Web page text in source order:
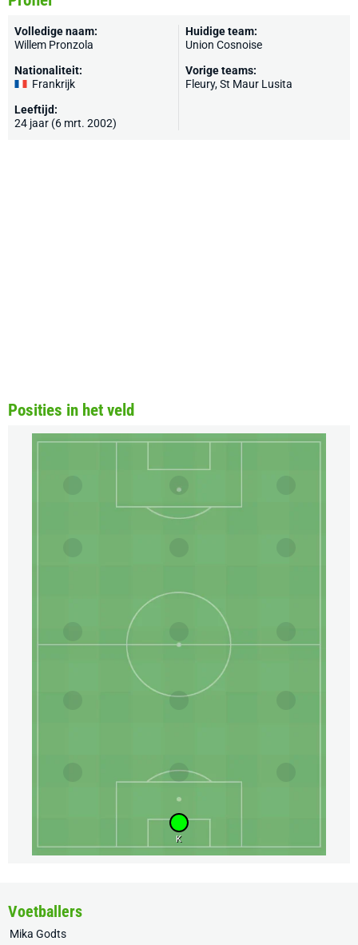
Volledige naam:
Willem Pronzola
Nationaliteit:
Frankrijk
Leeftijd:
24 jaar (6 mrt. 2002)
Huidige team:
Union Cosnoise
Vorige teams:
Fleury,St Maur Lusita
Posities in het veld
K
Voetballers
Mika Godts